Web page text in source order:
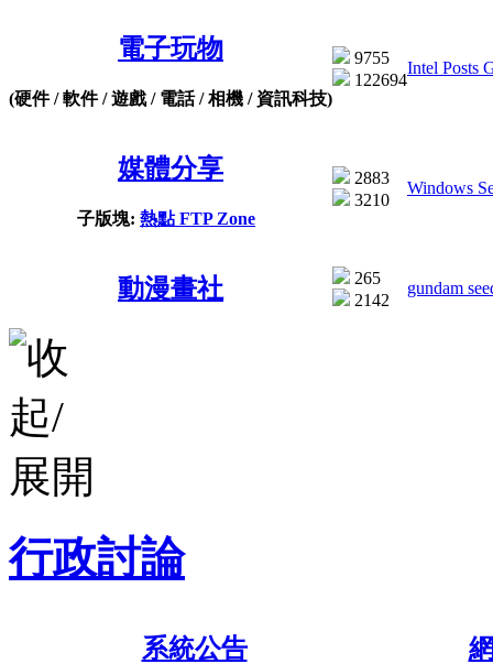
電子玩物
(硬件 / 軟件 / 遊戲 / 電話 / 相機 / 資訊科技)
9755
122694
Intel Posts
媒體分享
子版塊: 熱點 FTP Zone
2883
3210
Windows
動漫畫社
265
2142
gundam
行政討論
系統公告